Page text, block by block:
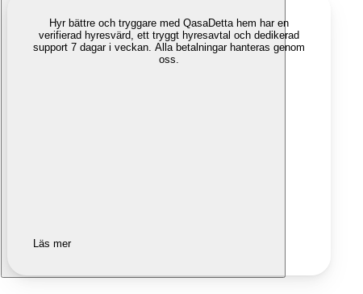
Hyr bättre och tryggare med QasaDetta hem har en
verifierad hyresvärd, ett tryggt hyresavtal och dedikerad
support 7 dagar i veckan. Alla betalningar hanteras genom
oss.
Läs mer